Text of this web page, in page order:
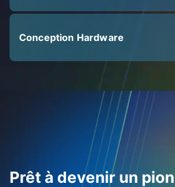
Conception Hardware​
Prêt à devenir un